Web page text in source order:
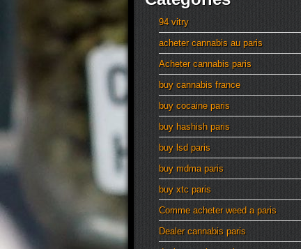
94 vitry
acheter cannabis au paris
Acheter cannabis paris
buy cannabis france
buy cocaine paris
buy hashish paris
buy lsd paris
buy mdma paris
buy xtc paris
Comme acheter weed a paris
Dealer cannabis paris